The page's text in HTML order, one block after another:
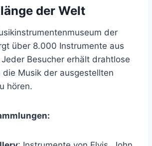
der Welt
der
über 8.000 Instrumente aus
Besucher erhält drahtlose
die Musik der ausgestellten
hören.